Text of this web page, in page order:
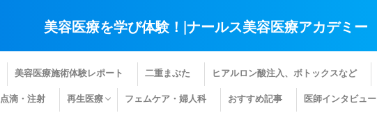
美容医療を学び体験！|ナールス美容医療アカデミー
美容医療施術体験レポート 二重まぶた ヒアルロン酸注入、ボトックスなど
点滴・注射 再生医療 フェムケア・婦人科 おすすめ記事 医師インタビュー